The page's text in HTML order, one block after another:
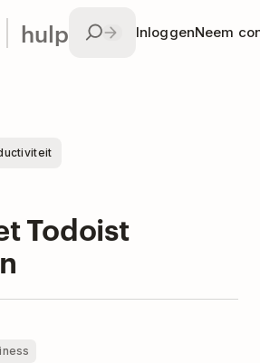
hulp InloggenNeem
Todoist